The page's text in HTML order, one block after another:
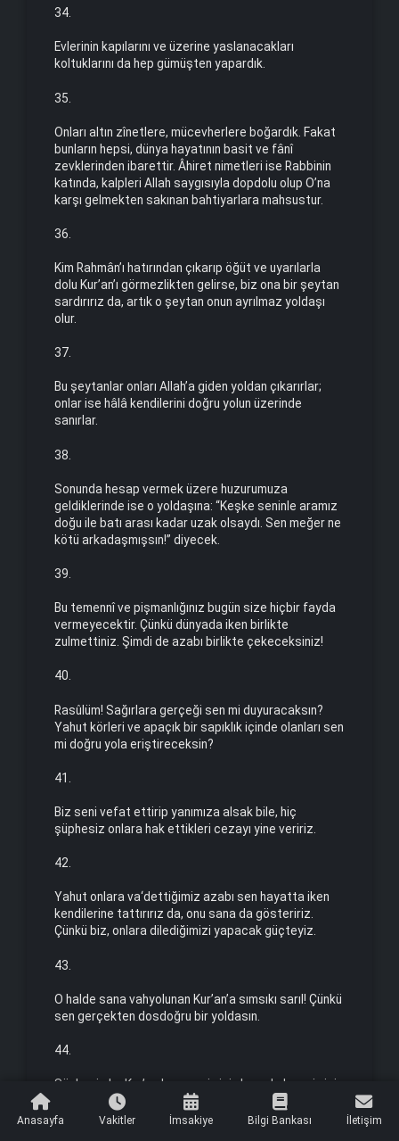
34.
Evlerinin kapılarını ve üzerine yaslanacakları
koltuklarını da hep gümüşten yapardık.
35.
Onları altın zînetlere, mücevherlere boğardık. Fakat
bunların hepsi, dünya hayatının basit ve fânî
zevklerinden ibarettir. Âhiret nimetleri ise Rabbinin
katında, kalpleri Allah saygısıyla dopdolu olup O’na
karşı gelmekten sakınan bahtiyarlara mahsustur.
36.
Kim Rahmân’ı hatırından çıkarıp öğüt ve uyarılarla
dolu Kur’an’ı görmezlikten gelirse, biz ona bir şeytan
sardırırız da, artık o şeytan onun ayrılmaz yoldaşı
olur.
37.
Bu şeytanlar onları Allah’a giden yoldan çıkarırlar;
onlar ise hâlâ kendilerini doğru yolun üzerinde
sanırlar.
38.
Sonunda hesap vermek üzere huzurumuza
geldiklerinde ise o yoldaşına: “Keşke seninle aramız
doğu ile batı arası kadar uzak olsaydı. Sen meğer ne
kötü arkadaşmışsın!” diyecek.
39.
Bu temennî ve pişmanlığınız bugün size hiçbir fayda
vermeyecektir. Çünkü dünyada iken birlikte
zulmettiniz. Şimdi de azabı birlikte çekeceksiniz!
40.
Rasûlüm! Sağırlara gerçeği sen mi duyuracaksın?
Yahut körleri ve apaçık bir sapıklık içinde olanları sen
mi doğru yola eriştireceksin?
41.
Biz seni vefat ettirip yanımıza alsak bile, hiç
şüphesiz onlara hak ettikleri cezayı yine veririz.
42.
Yahut onlara va‘dettiğimiz azabı sen hayatta iken
kendilerine tattırırız da, onu sana da gösteririz.
Çünkü biz, onlara dilediğimizi yapacak güçteyiz.
43.
O halde sana vahyolunan Kur’an’a sımsıkı sarıl! Çünkü
sen gerçekten dosdoğru bir yoldasın.
44.
Şüphesiz bu Kur’an hem senin için hem de kavmin için
bir hatırlatmadır ve bir şereftir. Yakında ona uyup
uymadığınızdan sorguya çekileceksiniz.
Anasayfa Vakitler İmsakiye Bilgi Bankası İletişim